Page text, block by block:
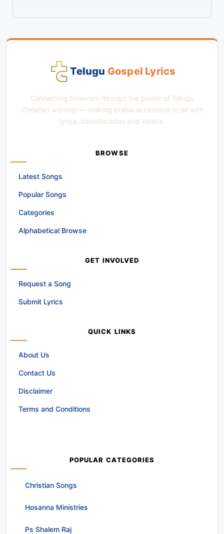
Telugu Gospel Lyrics
Connecting believers through the power of Telugu
Christian worship — making praise accessible to all with
lyrics, transliteration and videos.
BROWSE
Latest Songs
Popular Songs
Categories
Alphabetical Browse
GET INVOLVED
Request a Song
Submit Lyrics
QUICK LINKS
About Us
Contact Us
Disclaimer
Terms and Conditions
POPULAR CATEGORIES
Christian Songs
Hosanna Ministries
Ps Shalem Raj